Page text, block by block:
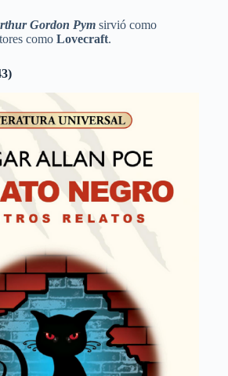
Gordon Pym sirvió como
como Lovecraft.